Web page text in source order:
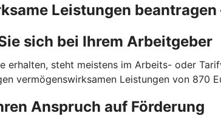
Leistungen
sich bei Ihrem Arbeitgeber
erhalten, steht meistens im Arbeits- oder
vermögenswirksamen Leistungen von 870
Anspruch auf Förderung